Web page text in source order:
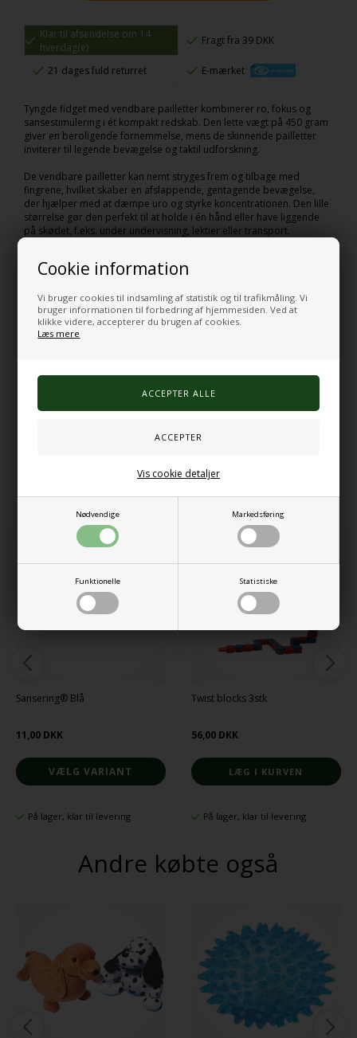
Cookie information
Vi bruger cookies til indsamling af statistik og til trafikmåling. Vi
bruger informationen til forbedring af hjemmesiden. Ved at
klikke videre, accepterer du brugen af cookies.
Læs mere
Nødvendige Markedsføring
Funktionelle Statistiske
Vis cookie detaljer
Klar til afsendelse om 14
hverdag(e)
Fragt fra 39 DKK
21 dages fuld returret E-mærket
Tyngde fidget med vendbare pailletter kombinerer ro, fokus og
sansestimulering i ét kompakt redskab. Den lette vægt på 450 gram
giver en beroligende fornemmelse, mens de skinnende pailletter
inviterer til legende bevægelse og taktil udforskning.
De vendbare pailletter kan nemt stryges frem og tilbage med
fingrene, hvilket skaber en afslappende, gentagende bevægelse,
der hjælper med at dæmpe uro og styrke koncentrationen. Den lille
størrelse gør den perfekt til at holde i én hånd eller have liggende
på skødet, f.eks. under undervisning, lektier eller transport.
der har brug for at kanalisere energi på en rolig og fokuseret måde.
Specifikationer
Vægt: 450 g
Materiale: PET-pailletter med bagside i 100 % polyester
Fyld: Små stålkugler for let tyngde
Størrelse: Passer til én hånd eller skød
Giver ro, fokus og sanselig stimulering
Alternative produkter
Sansering® Blå
11,00 DKK
VÆLG VARIANT
På lager, klar til levering
Twist blocks 3stk
56,00 DKK
På lager, klar til levering
Andre købte også